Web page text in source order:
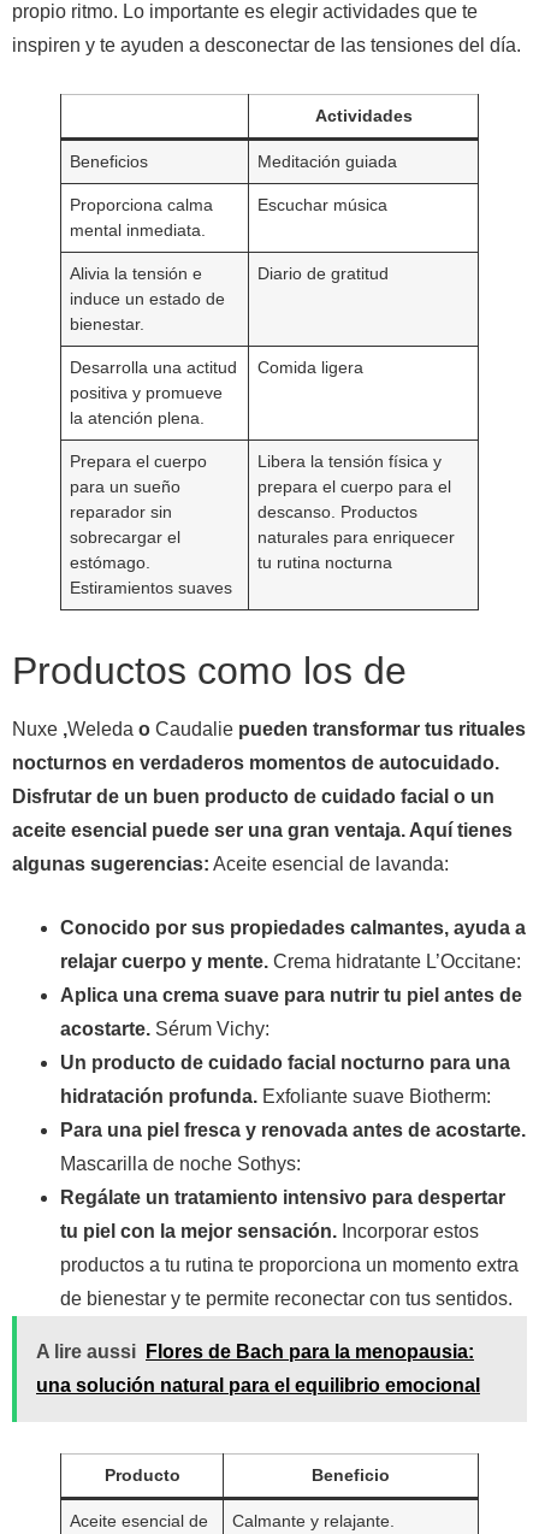
propio ritmo. Lo importante es elegir actividades que te
inspiren y te ayuden a desconectar de las tensiones del día.
Actividades
Beneficios Meditación guiada
Proporciona calma
mental inmediata.
Escuchar música
Alivia la tensión e
induce un estado de
bienestar.
Diario de gratitud
Desarrolla una actitud
positiva y promueve
la atención plena.
Comida ligera
Prepara el cuerpo
para un sueño
reparador sin
sobrecargar el
estómago.
Estiramientos suaves
Libera la tensión física y
prepara el cuerpo para el
descanso. Productos
naturales para enriquecer
tu rutina nocturna
Productos como los de
Nuxe ,Weleda o Caudalie pueden transformar tus rituales
nocturnos en verdaderos momentos de autocuidado.
Disfrutar de un buen producto de cuidado facial o un
aceite esencial puede ser una gran ventaja. Aquí tienes
algunas sugerencias: Aceite esencial de lavanda:
Conocido por sus propiedades calmantes, ayuda a
relajar cuerpo y mente. Crema hidratante L’Occitane:
Aplica una crema suave para nutrir tu piel antes de
acostarte. Sérum Vichy:
Un producto de cuidado facial nocturno para una
hidratación profunda. Exfoliante suave Biotherm:
Para una piel fresca y renovada antes de acostarte.
Mascarilla de noche Sothys:
Regálate un tratamiento intensivo para despertar
tu piel con la mejor sensación. Incorporar estos
productos a tu rutina te proporciona un momento extra
de bienestar y te permite reconectar con tus sentidos.
A lire aussi
Flores de Bach para la menopausia:
una solución natural para el equilibrio emocional
Producto Beneficio
Aceite esencial de
Calmante y relajante.